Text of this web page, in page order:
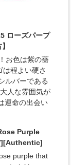
ローズパープ
お色は紫の薔
程よい硬さ
ルバーである
人な雰囲気が
運命の出会い
Purple
purple that